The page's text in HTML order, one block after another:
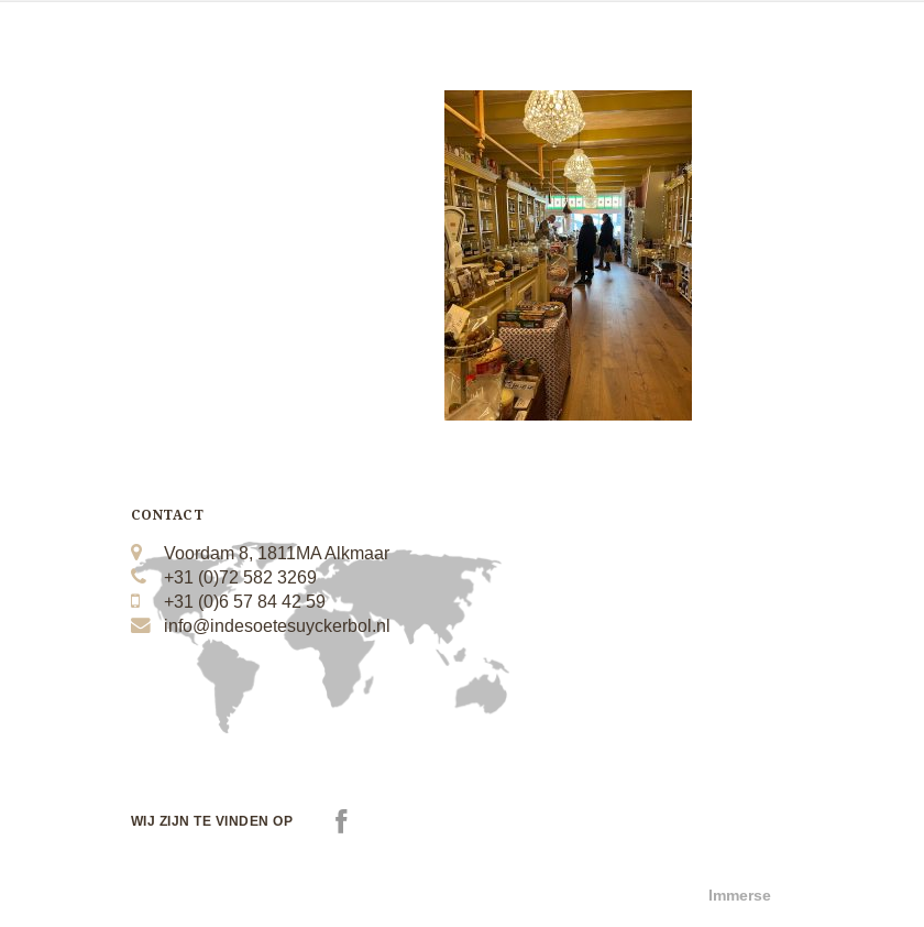
CONTACT
Voordam 8, 1811MA Alkmaar
+31 (0)72 582 3269
+31 (0)6 57 84 42 59
info@indesoetesuyckerbol.nl
WIJ ZIJN TE VINDEN OP
Immerse